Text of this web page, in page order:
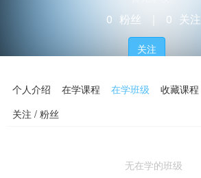
0 粉丝 0 关注
关注
个人介绍 在学课程 在学班级 收藏课程
关注 / 粉丝
无在学的班级